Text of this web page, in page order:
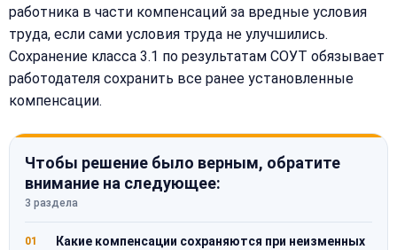
работника в части компенсаций за вредные условия
труда, если сами условия труда не улучшились.
Сохранение класса 3.1 по результатам СОУТ обязывает
работодателя сохранить все ранее установленные
компенсации.
Чтобы решение было верным, обратите
внимание на следующее:
3 раздела
01
Какие компенсации сохраняются при неизменных